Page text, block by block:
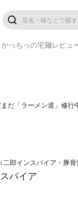
かっちっの宅麺レビュ
だ「ラーメン道」修行
郎インスパイア・豚骨
パイア